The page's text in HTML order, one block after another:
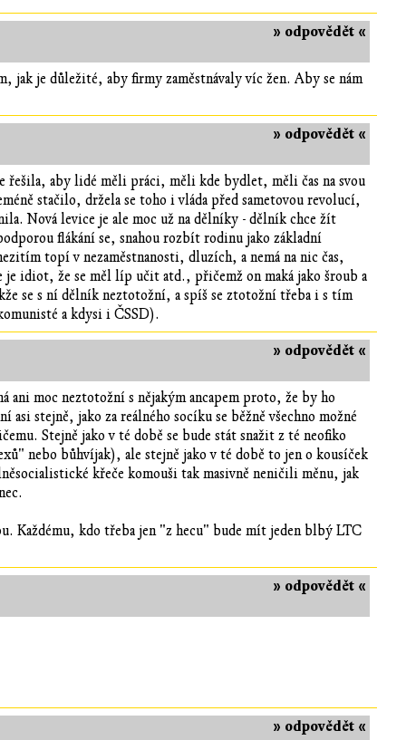
» odpovědět «
jak je důležité, aby firmy zaměstnávaly víc žen. Aby se nám
» odpovědět «
řešila, aby lidé měli práci, měli kde bydlet, měli čas na svou
stačilo, držela se toho i vláda před sametovou revolucí,
Nová levice je ale moc už na dělníky - dělník chce žít
flákání se, snahou rozbít rodinu jako základní
topí v nezaměstnanosti, dluzích, a nemá na nic čas,
idiot, že se měl líp učit atd., přičemž on maká jako šroub a
se s ní dělník neztotožní, a spíš se ztotožní třeba i s tím
a kdysi i ČSSD).
» odpovědět «
moc neztotožní s nějakým ancapem proto, že by ho
stejně, jako za reálného socíku se běžně všechno možné
Stejně jako v té době se bude stát snažit z té neofiko
nebo bůhvíjak), ale stejně jako v té době to jen o kousíček
křeče komouši tak masivně neničili měnu, jak
Každému, kdo třeba jen "z hecu" bude mít jeden blbý LTC
» odpovědět «
» odpovědět «